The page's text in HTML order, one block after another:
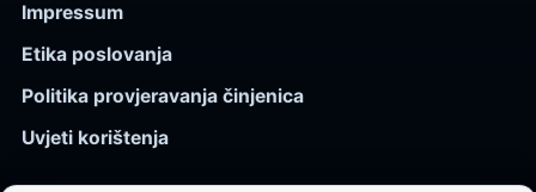
Impressum
Etika poslovanja
Politika provjeravanja činjenica
Uvjeti korištenja